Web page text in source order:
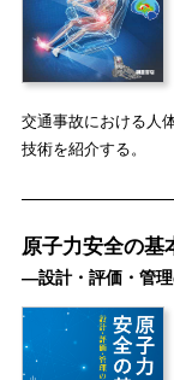
交通事故における人
技術を紹介する。
原子力安全の基
―設計・評価・管